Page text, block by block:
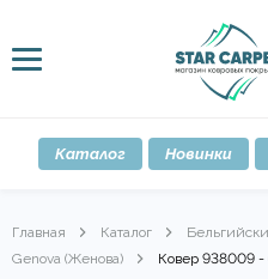
Каталог Новинки
Главная Каталог
Genova (Женова)
Ковер 938009 -